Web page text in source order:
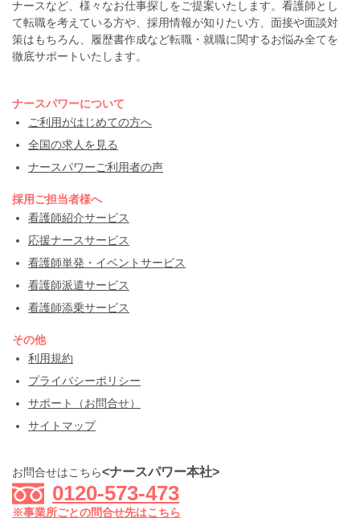
ナースなど、様々なお仕事探しをご提案いたします。看護師とし
て転職を考えている方や、採用情報が知りたい方、面接や面談対
策はもちろん、履歴書作成など転職・就職に関するお悩み全てを
徹底サポートいたします。
ナースパワーについて
ご利用がはじめての方へ
全国の求人を見る
ナースパワーご利用者の声
採用ご担当者様へ
看護師紹介サービス
応援ナースサービス
看護師単発・イベントサービス
看護師派遣サービス
看護師添乗サービス
その他
利用規約
プライバシーポリシー
サポート（お問合せ）
サイトマップ
お問合せはこちら<ナースパワー本社>
0120-573-473
※事業所ごとの問合せ先はこちら